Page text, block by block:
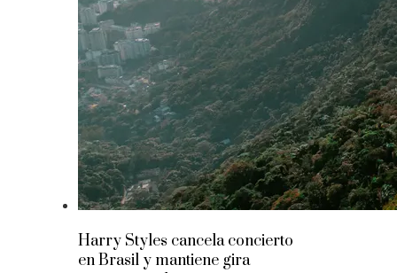
Harry Styles cancela concierto
en Brasil y mantiene gira